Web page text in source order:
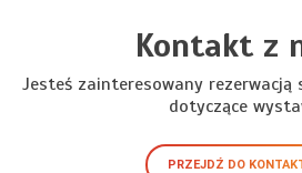
Kontakt z
Jesteś zainteresowany
dotyczące
PRZEJDŹ DO